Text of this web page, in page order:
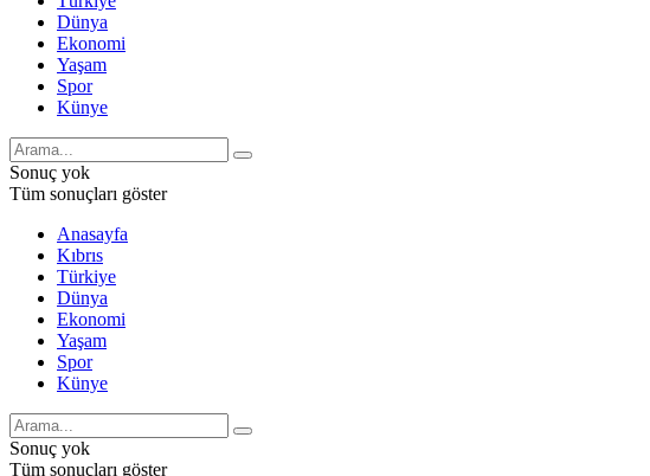
Dünya
Ekonomi
Yaşam
Spor
Künye
Sonuç yok
Tüm sonuçları göster
Anasayfa
Kıbrıs
Türkiye
Dünya
Ekonomi
Yaşam
Spor
Künye
Sonuç yok
Tüm sonuçları göster